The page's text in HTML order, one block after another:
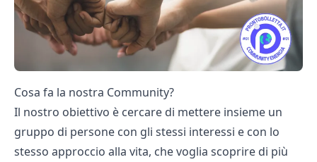
Cosa fa la nostra Community?
Il nostro obiettivo è cercare di mettere insieme un
gruppo di persone con gli stessi interessi e con lo
stesso approccio alla vita, che voglia scoprire di più